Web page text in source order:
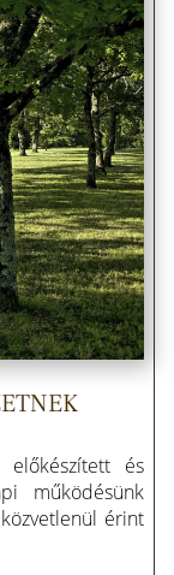
és
működésünk
érint